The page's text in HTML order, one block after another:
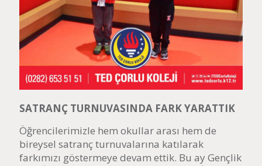
SATRANÇ TURNUVASINDA FARK YARATTIK
Öğrencilerimizle hem okullar arası hem de
bireysel satranç turnuvalarına katılarak
farkımızı göstermeye devam ettik. Bu ay Gençlik